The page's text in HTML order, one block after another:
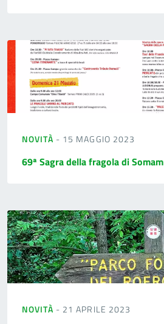
NOVITÀ - 15 MAGGIO 2023
69ª Sagra della fragola di
NOVITÀ - 21 APRILE 2023